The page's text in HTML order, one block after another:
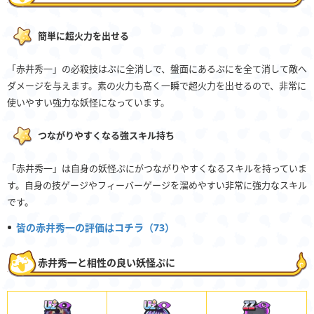
簡単に超火力を出せる
「赤井秀一」の必殺技はぷに全消しで、盤面にあるぷにを全て消して敵へ
ダメージを与えます。素の火力も高く一瞬で超火力を出せるので、非常に
使いやすい強力な妖怪になっています。
つながりやすくなる強スキル持ち
「赤井秀一」は自身の妖怪ぷにがつながりやすくなるスキルを持っていま
す。自身の技ゲージやフィーバーゲージを溜めやすい非常に強力なスキル
です。
皆の赤井秀一の評価はコチラ（73）
赤井秀一と相性の良い妖怪ぷに